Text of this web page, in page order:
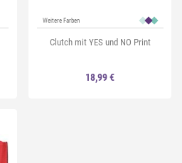
Weitere Farben
Clutch mit YES und NO Print
18,99 €